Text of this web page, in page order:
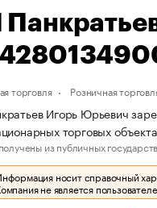
торговля Розничная
Игорь Юрьевич
торговых
из публичных
носит справочный
не является